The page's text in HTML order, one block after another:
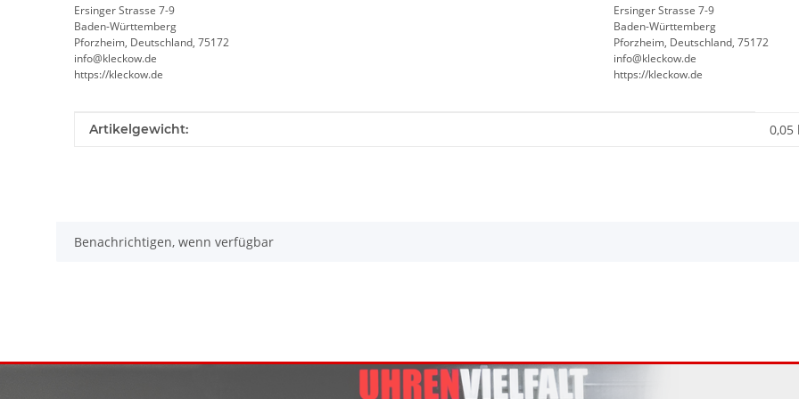
Ersinger Strasse 7-9
Baden-Württemberg
Pforzheim, Deutschland, 75172
info@kleckow.de
https://kleckow.de
Ersinger Strasse 7-9
Baden-Württemberg
Pforzheim, Deutschland, 75172
info@kleckow.de
https://kleckow.de
Produkteigenschaft
Wert
Artikelgewicht: 0,05
Benachrichtigen, wenn verfügbar